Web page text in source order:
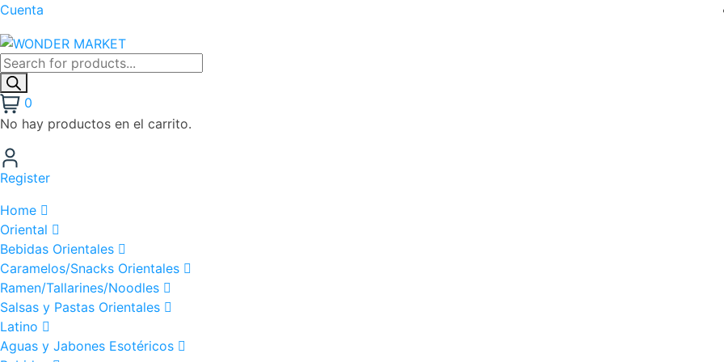
Cuenta
0
No hay productos en el carrito.
Register
Home
Oriental
Bebidas Orientales
Caramelos/Snacks Orientales
Ramen/Tallarines/Noodles
Salsas y Pastas Orientales
Latino
Aguas y Jabones Esotéricos